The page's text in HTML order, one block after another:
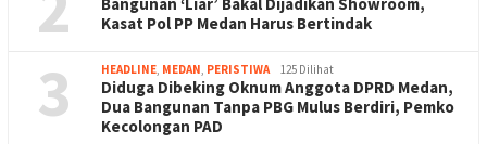
Kasat Pol PP Medan Harus Bertindak
3 HEADLINE, MEDAN, PERISTIWA 125 Dilihat
Diduga Dibeking Oknum Anggota DPRD Medan,
Dua Bangunan Tanpa PBG Mulus Berdiri, Pemko
Kecolongan PAD